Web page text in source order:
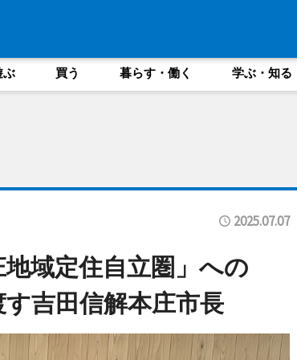
ぶ 買う 暮らす・働く 学ぶ・知る
2025.07.07
域定住自立圏」への
す吉田信解本庄市長